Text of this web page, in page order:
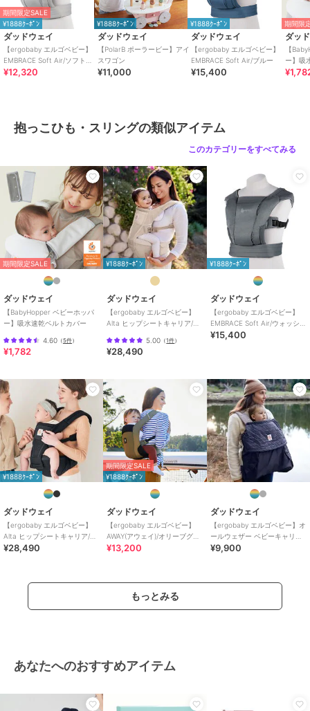
ひも・スリング
ガールズ
ベビー用品・おもちゃ
／抱っこ
ひも・スリング
カラー
パールグレー、ﾁｬｺｰﾙｸﾞﾚｰ、ﾙﾐﾅｽｱ
商品のお取り扱い方法
期間限定SALE
¥1888ｸｰﾎﾟﾝ
ダッドウェイ
【ergobaby エルゴベビー】
EMBRACE Soft Air/ソフトグ
レー
¥12,320
¥1888ｸｰﾎﾟﾝ
ダッドウェイ
【PolarB ポーラービー】アイ
スワゴン
¥11,000
¥1888ｸｰﾎﾟﾝ
ダッドウェイ
【ergobaby エルゴベビー】
EMBRACE Soft Air/ブルー
¥15,400
期間限
ダッ
【
ー】吸
抱っこひも・スリングの類似アイテム
このカテゴリーをすべてみる
期間限定SALE
ダッドウェイ
【BabyHopper ベビーホッパ
ー】吸水速乾ベルトカバー
4.60 （5件）
¥1,782
¥1888ｸｰﾎﾟﾝ
ダッドウェイ
【ergobaby エルゴベビー】
Alta ヒップシートキャリア/ナ
5.00 （1件）
¥28,490
¥1888ｸｰﾎﾟﾝ
ダッドウェイ
【ergobaby エルゴベビー】
EMBRACE Soft Air/ウォッシュ
ドブラック
¥15,400
¥1888ｸｰﾎﾟﾝ
ダッドウェイ
【ergobaby エルゴベビー】
Alta ヒップシートキャリア/オ
ニキスブラック
¥28,490
期間限定SALE
¥1888ｸｰﾎﾟﾝ
ダッドウェイ
【ergobaby エルゴベビー】
AWAY(アウェイ)/オリーブグリ
ーン
¥13,200
ダッドウェイ
【ergobaby エルゴベビー】オ
ールウェザー ベビーキャリア
カバー/チャコール
¥9,900
もっとみる
あなたへのおすすめアイテム